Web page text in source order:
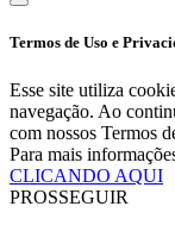
Termos de Uso e
Esse site utiliza
navegação. Ao
com nossos Termos
Para mais
CLICANDO AQUI
PROSSEGUIR